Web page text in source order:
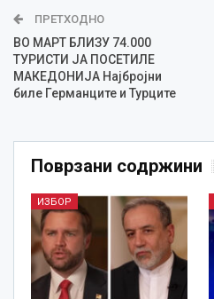
ПРЕТХОДНО
ВО МАРТ БЛИЗУ 74.000
ТУРИСТИ ЈА ПОСЕТИЛЕ
МАКЕДОНИЈА Најбројни
биле Германците и Турците
Поврзани содржини
ИЗБОР